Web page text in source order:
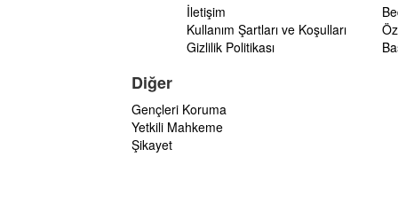
İletişim
Kullanım Şartları ve Koşulları
Gizlilik Politikası
Diğer
Gençleri Koruma
Yetkili Mahkeme
Şikayet